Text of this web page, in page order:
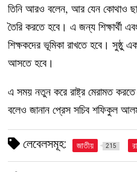
তিনি আরও বলেন, আর যেন কোথাও
তৈরি করতে হবে। এ জন্য শিক্ষার্থী
শিক্ষকদের ভূমিকা রাখতে হবে। সুষ্ঠু
আসতে হবে।
এ সময় নতুন করে রাষ্ট্র মেরামত করতে
বলেও জানান প্রেস সচিব শফিকুল
লেবেলসমূহ: জাতীয় 215